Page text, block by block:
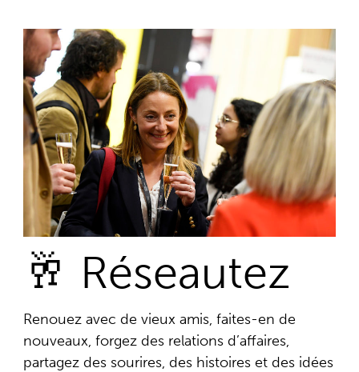
🥂 Réseautez
Renouez avec de vieux amis, faites-en de
nouveaux, forgez des relations d’affaires,
partagez des sourires, des histoires et des idées